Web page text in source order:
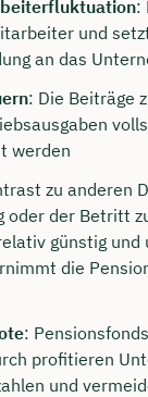
:
und
an das
: Die Beiträge
werden
zu anderen
oder der Betritt
günstig und
die
:
profitieren
und